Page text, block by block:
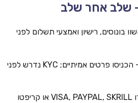
שלב אחר שלב
בונוסים, רישיון ואמצעי תשלום לפני
— הכניסו פרטים אמיתיים; KYC נדרש לפני
— בחרו VISA, PAYPAL, SKRILL או קריפטו